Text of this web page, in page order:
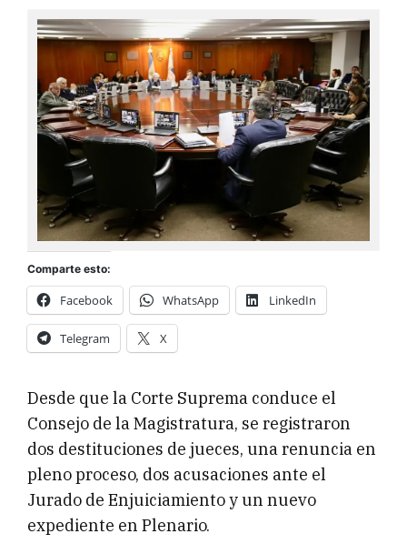
Comparte esto:
Facebook WhatsApp LinkedIn
Telegram X
Desde que la Corte Suprema conduce el
Consejo de la Magistratura, se registraron
dos destituciones de jueces, una renuncia en
pleno proceso, dos acusaciones ante el
Jurado de Enjuiciamiento y un nuevo
expediente en Plenario.